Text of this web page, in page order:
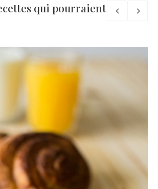
qui pourraient